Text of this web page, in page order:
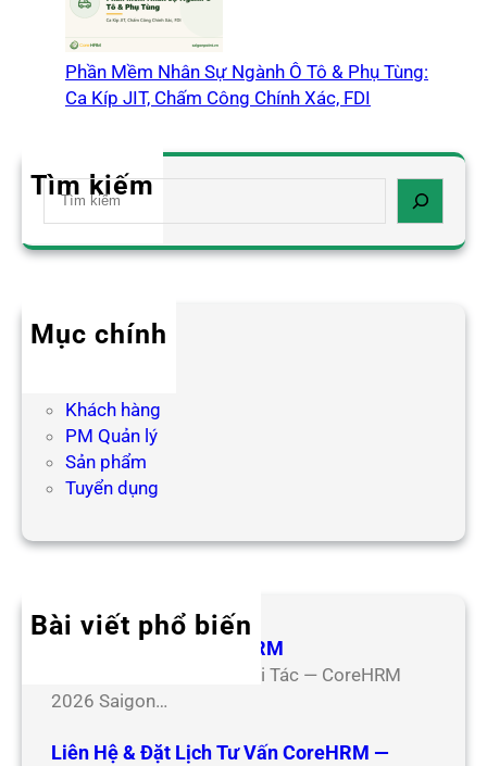
Phần Mềm Nhân Sự Ngành Ô Tô & Phụ Tùng:
Ca Kíp JIT, Chấm Công Chính Xác, FDI
Tìm kiếm
S
a
h
Mục chính
Khách hàng
PM Quản lý
Sản phẩm
Tuyển dụng
Bài viết phổ biến
Hợp Tác Đối Tác CoreHRM
Chương Trình Hợp Tác Đối Tác — CoreHRM
2026 Saigon…
Liên Hệ & Đặt Lịch Tư Vấn CoreHRM —